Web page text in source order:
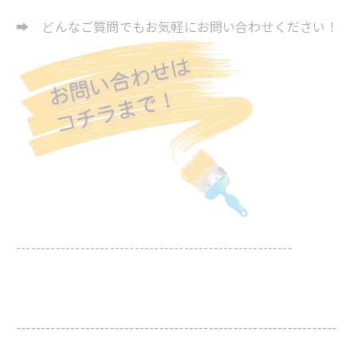
➡ どんなご質問でもお気軽にお問い合わせください！
--------------------------------------------------------
-----------------------------------------------------------------